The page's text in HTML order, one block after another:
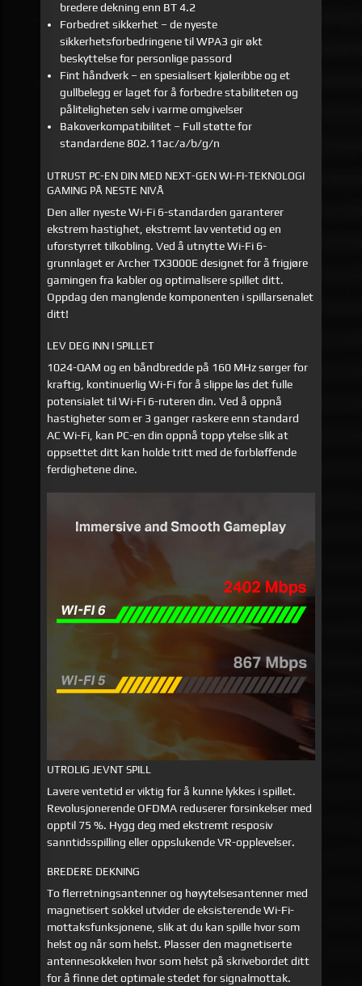
bredere dekning enn BT 4.2
Forbedret sikkerhet – de nyeste
sikkerhetsforbedringene til WPA3 gir økt
beskyttelse for personlige passord
Fint håndverk – en spesialisert kjøleribbe og et
gullbelegg er laget for å forbedre stabiliteten og
påliteligheten selv i varme omgivelser
Bakoverkompatibilitet – Full støtte for
standardene 802.11ac/a/b/g/n
UTRUST PC-EN DIN MED NEXT-GEN WI-FI-TEKNOLOGI
GAMING PÅ NESTE NIVÅ
Den aller nyeste Wi-Fi 6-standarden garanterer
ekstrem hastighet, ekstremt lav ventetid og en
uforstyrret tilkobling. Ved å utnytte Wi-Fi 6-
grunnlaget er Archer TX3000E designet for å frigjøre
gamingen fra kabler og optimalisere spillet ditt.
Oppdag den manglende komponenten i spillarsenalet
ditt!
LEV DEG INN I SPILLET
1024-QAM og en båndbredde på 160 MHz sørger for
kraftig, kontinuerlig Wi-Fi for å slippe løs det fulle
potensialet til Wi-Fi 6-ruteren din. Ved å oppnå
hastigheter som er 3 ganger raskere enn standard
AC Wi-Fi, kan PC-en din oppnå topp ytelse slik at
oppsettet ditt kan holde tritt med de forbløffende
ferdighetene dine.
UTROLIG JEVNT SPILL
Lavere ventetid er viktig for å kunne lykkes i spillet.
Revolusjonerende OFDMA reduserer forsinkelser med
opptil 75 %. Hygg deg med ekstremt resposiv
sanntidsspilling eller oppslukende VR-opplevelser.
BREDERE DEKNING
To flerretningsantenner og høyytelsesantenner med
magnetisert sokkel utvider de eksisterende Wi-Fi-
mottaksfunksjonene, slik at du kan spille hvor som
helst og når som helst. Plasser den magnetiserte
antennesokkelen hvor som helst på skrivebordet ditt
for å finne det optimale stedet for signalmottak.